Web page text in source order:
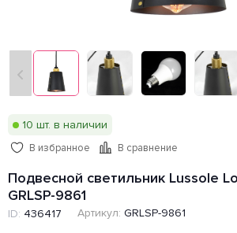
10 шт. в наличии
В избранное В сравнение
Подвесной светильник Lussole
GRLSP-9861
ID: 436417 Артикул: GRLSP-9861